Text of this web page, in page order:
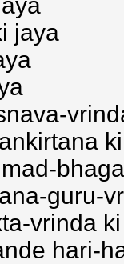
jaya
guru-
vrinda
hari-